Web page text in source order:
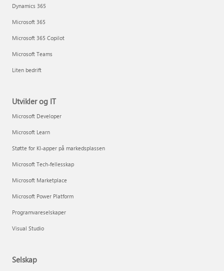
Dynamics 365
Microsoft 365
Microsoft 365 Copilot
Microsoft Teams
Liten bedrift
Utvikler og IT
Microsoft Developer
Microsoft Learn
Støtte for KI-apper på markedsplassen
Microsoft Tech-fellesskap
Microsoft Marketplace
Microsoft Power Platform
Programvareselskaper
Visual Studio
Selskap